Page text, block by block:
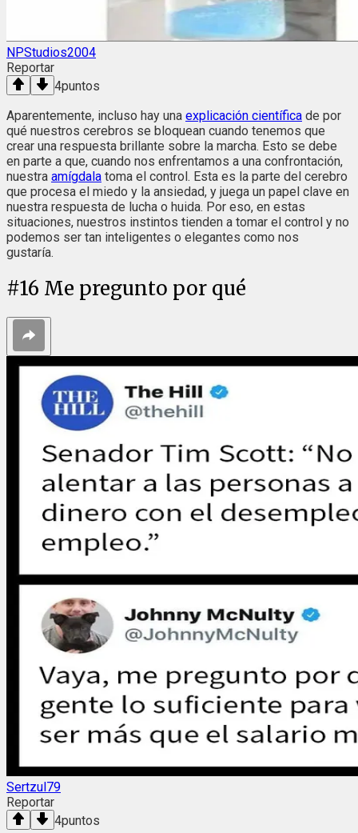
NPStudios2004
Reportar
4puntos
Aparentemente, incluso hay una explicación científica de por
qué nuestros cerebros se bloquean cuando tenemos que
crear una respuesta brillante sobre la marcha. Esto se debe
en parte a que, cuando nos enfrentamos a una confrontación,
nuestra amígdala toma el control. Esta es la parte del cerebro
que procesa el miedo y la ansiedad, y juega un papel clave en
nuestra respuesta de lucha o huida. Por eso, en estas
situaciones, nuestros instintos tienden a tomar el control y no
podemos ser tan inteligentes o elegantes como nos
gustaría.
#16 Me pregunto por qué
Sertzul79
Reportar
4puntos